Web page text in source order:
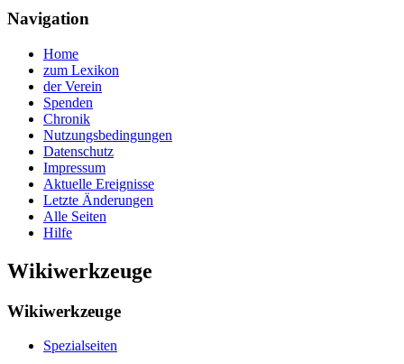
Navigation
Home
zum Lexikon
der Verein
Spenden
Chronik
Nutzungsbedingungen
Datenschutz
Impressum
Aktuelle Ereignisse
Letzte Änderungen
Alle Seiten
Hilfe
Wikiwerkzeuge
Wikiwerkzeuge
Spezialseiten